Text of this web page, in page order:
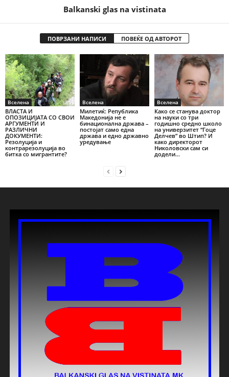
Balkanski glas na vistinata
ПОВРЗАНИ НАПИСИ ПОВЕЌЕ ОД АВТОРОТ
Вселена
ВЛАСТА И
ОПОЗИЦИЈАТА СО СВОИ
АРГУМЕНТИ И
РАЗЛИЧНИ
ДОКУМЕНТИ:
Резолуција и
контрарезолуција во
битка со мигрантите?
Вселена
Милетиќ: Република
Македонија не е
бинационална држава –
постојат само една
држава и едно државно
уредување
Вселена
Како се станува доктор
на науки со три
годишно средно школо
на универзитет “Гоце
Делчев” во Штип? И
како директорот
Николовски сам си
додели...